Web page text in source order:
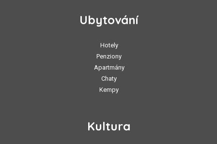
Ubytování
Hotely
Penziony
Apartmány
Chaty
Kempy
Kultura